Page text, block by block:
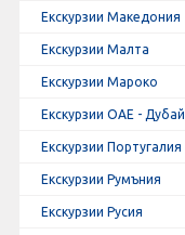
Екскурзии Македония
Екскурзии Малта
Екскурзии Мароко
Екскурзии ОАЕ - Дубай
Екскурзии Португалия
Екскурзии Румъния
Екскурзии Русия